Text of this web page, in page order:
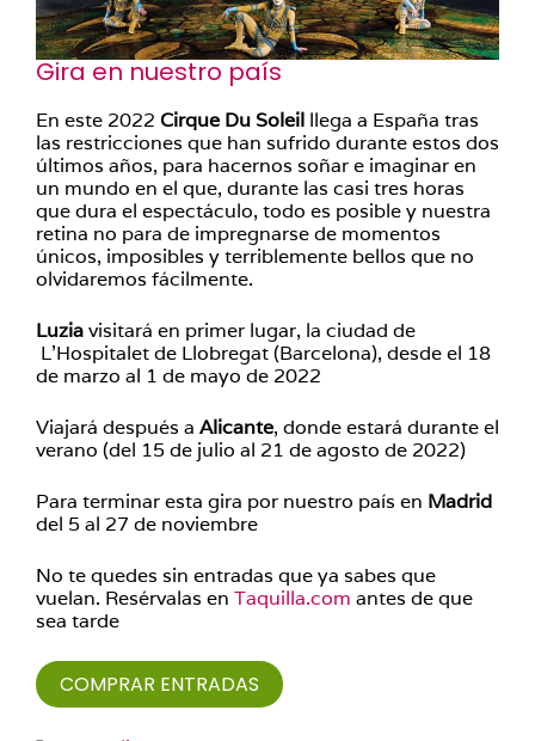
Gira en nuestro país
En este 2022 Cirque Du Soleil llega a España tras
las restricciones que han sufrido durante estos dos
últimos años, para hacernos soñar e imaginar en
un mundo en el que, durante las casi tres horas
que dura el espectáculo, todo es posible y nuestra
retina no para de impregnarse de momentos
únicos, imposibles y terriblemente bellos que no
olvidaremos fácilmente.
Luziavisitará en primer lugar, la ciudad de
L’Hospitalet de Llobregat (Barcelona), desde el 18
de marzo al 1 de mayo de 2022
Viajará después a Alicante, donde estará durante el
verano (del 15 de julio al 21 de agosto de 2022)
Para terminar esta gira por nuestro país en Madrid
del 5 al 27 de noviembre
No te quedes sin entradas que ya sabes que
vuelan. Resérvalas en Taquilla.com antes de que
sea tarde
COMPRAR ENTRADAS